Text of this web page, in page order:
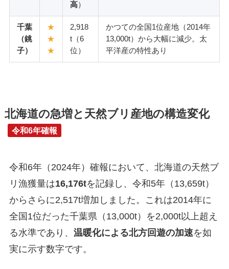
高）
千葉
（銚
子）
★
★
★
2,918
t（6
位）
かつての全国1位産地（2014年
13,000t）から大幅に減少。太
平洋産の特性あり
北海道の急増と天然ブリ産地の構造変化
令和6年確報
令和6年（2024年）確報において、北海道の天然ブ
リ漁獲量は16,176tを記録し、令和5年（13,659t）
からさらに2,517t増加しました。これは2014年に
全国1位だった千葉県（13,000t）を2,000t以上超え
る水準であり、 温暖化による北方回遊の加速を如
実に示す数字です。